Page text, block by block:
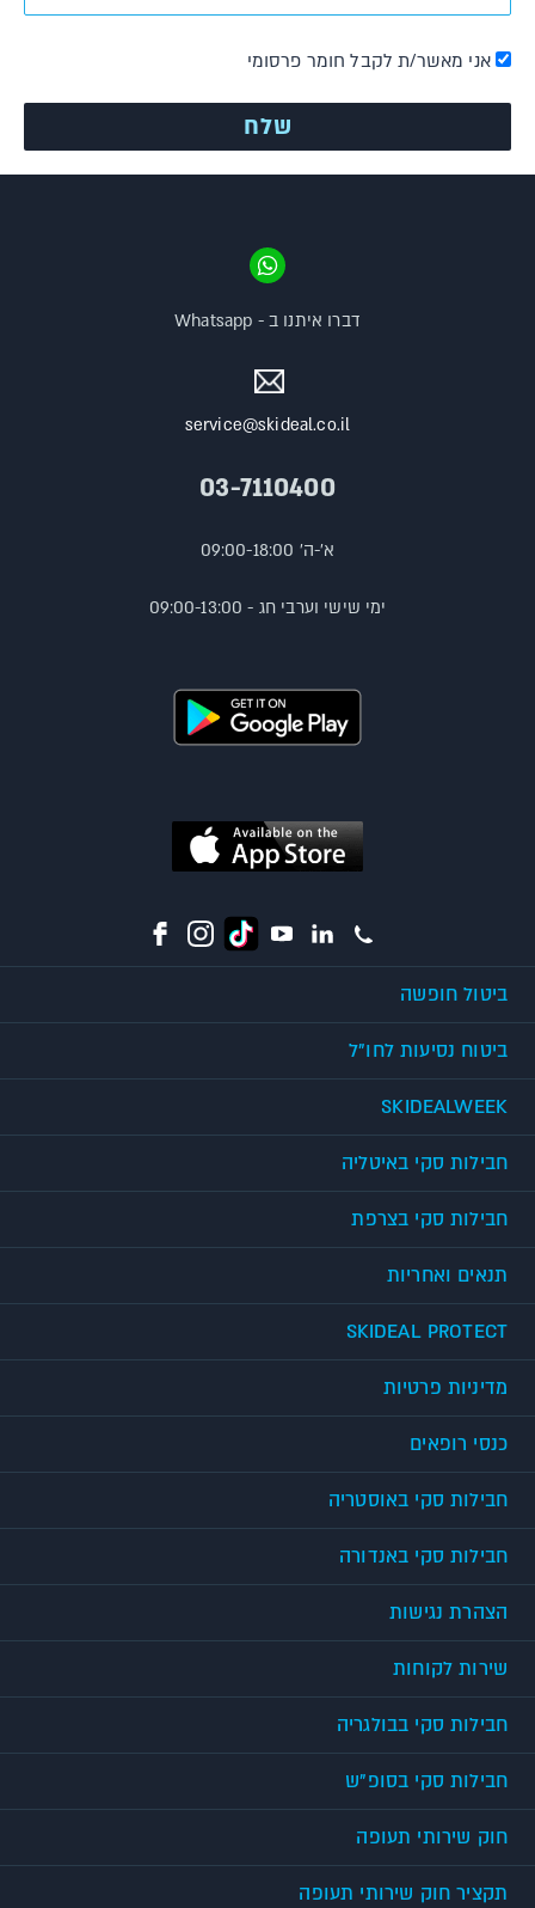
אני מאשר/ת לקבל חומר פרסומי
service@skideal.co.il
03-7110400
א'-ה' 09:00-18:00
ימי שישי וערבי חג - 09:00-13:00
דברו איתנו ב - Whatsapp
ביטול חופשה
ביטוח נסיעות לחו"ל
SKIDEALWEEK
חבילות סקי באיטליה
חבילות סקי בצרפת
תנאים ואחריות
SKIDEAL PROTECT
מדיניות פרטיות
כנסי רופאים
חבילות סקי באוסטריה
חבילות סקי באנדורה
הצהרת נגישות
שירות לקוחות
חבילות סקי בבולגריה
חבילות סקי בסופ"ש
חוק שירותי תעופה
תקציר חוק שירותי תעופה